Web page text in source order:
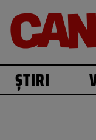
ȘTIRI